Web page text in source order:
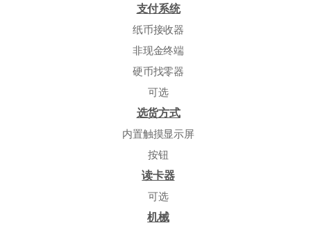
支付系统
纸币接收器
非现金终端
硬币找零器
可选
选货方式
内置触摸显示屏
按钮
读卡器
可选
机械